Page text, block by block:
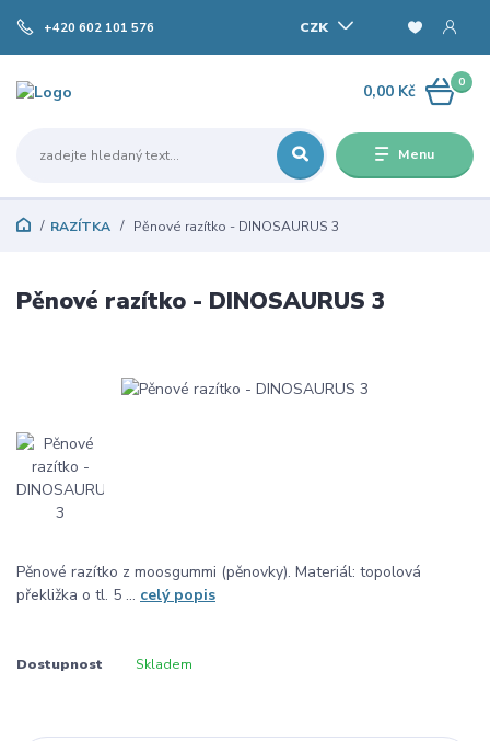
Menu
CZK
+420 602 101 576
0
0,00 Kč
RAZÍTKA Pěnové razítko - DINOSAURUS 3
Pěnové razítko - DINOSAURUS 3
Pěnové razítko z moosgummi (pěnovky). Materiál: topolová
překližka o tl. 5 ... celý popis
Dostupnost Skladem